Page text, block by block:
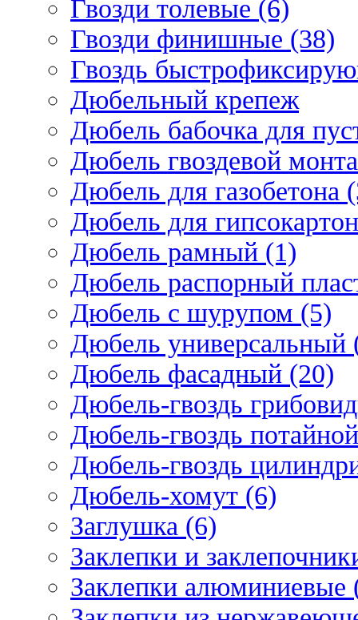
Гвозди толевые (6)
Гвозди финишные (38)
Гвоздь
Дюбельный крепеж
Дюбель бабочка для
Дюбель гвоздевой
Дюбель для газобетона
Дюбель для
Дюбель рамный (1)
Дюбель распорный
Дюбель с шурупом (5)
Дюбель универсальный
Дюбель фасадный (20)
Дюбель-гвоздь
Дюбель-гвоздь
Дюбель-гвоздь
Дюбель-хомут (6)
Заглушка (6)
Заклепки и
Заклепки алюминиевые